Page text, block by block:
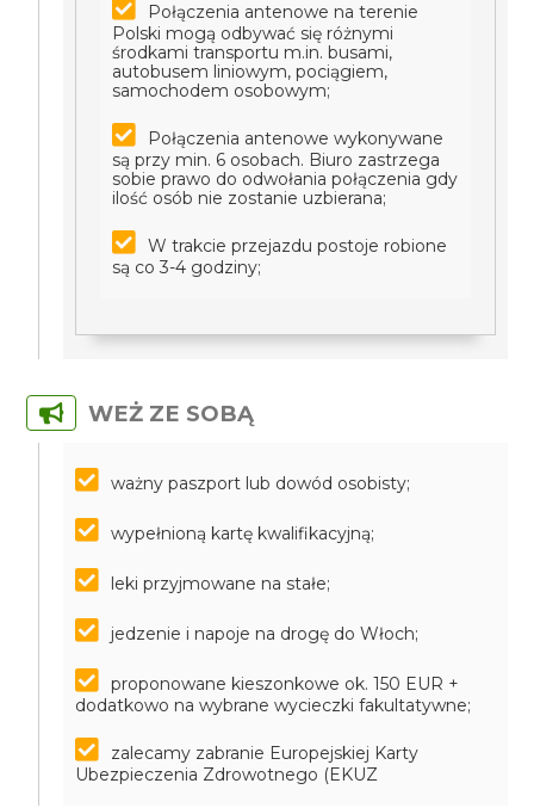
Połączenia antenowe na terenie
Polski mogą odbywać się różnymi
środkami transportu m.in. busami,
autobusem liniowym, pociągiem,
samochodem osobowym;
Połączenia antenowe wykonywane
są przy min. 6 osobach. Biuro zastrzega
sobie prawo do odwołania połączenia gdy
ilość osób nie zostanie uzbierana;
W trakcie przejazdu postoje robione
są co 3-4 godziny;
WEŻ ZE SOBĄ
ważny paszport lub dowód osobisty;
wypełnioną kartę kwalifikacyjną;
leki przyjmowane na stałe;
jedzenie i napoje na drogę do Włoch;
proponowane kieszonkowe ok. 150 EUR +
dodatkowo na wybrane wycieczki fakultatywne;
zalecamy zabranie Europejskiej Karty
Ubezpieczenia Zdrowotnego (EKUZ